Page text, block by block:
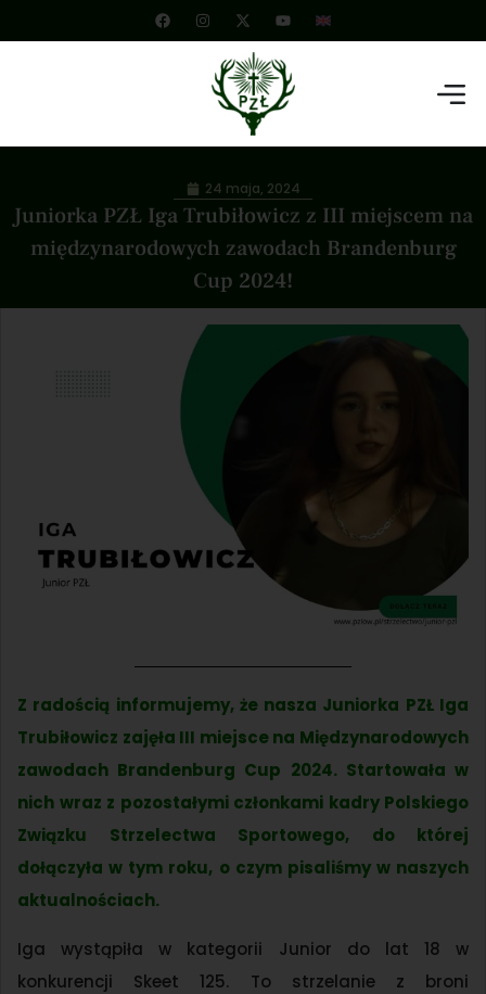
Juniorka PZŁ Iga Trubiłowicz z III miejscem na
międzynarodowych zawodach Brandenburg
Cup 2024!
24 maja, 2024
Z radością informujemy, że nasza Juniorka PZŁ Iga
Trubiłowicz zajęła III miejsce na Międzynarodowych
zawodach Brandenburg Cup 2024. Startowała w
nich wraz z pozostałymi członkami kadry Polskiego
Związku Strzelectwa Sportowego, do której
dołączyła w tym roku, o czym pisaliśmy w naszych
aktualnościach.
Iga wystąpiła w kategorii Junior do lat 18 w
konkurencji Skeet 125. To strzelanie z broni